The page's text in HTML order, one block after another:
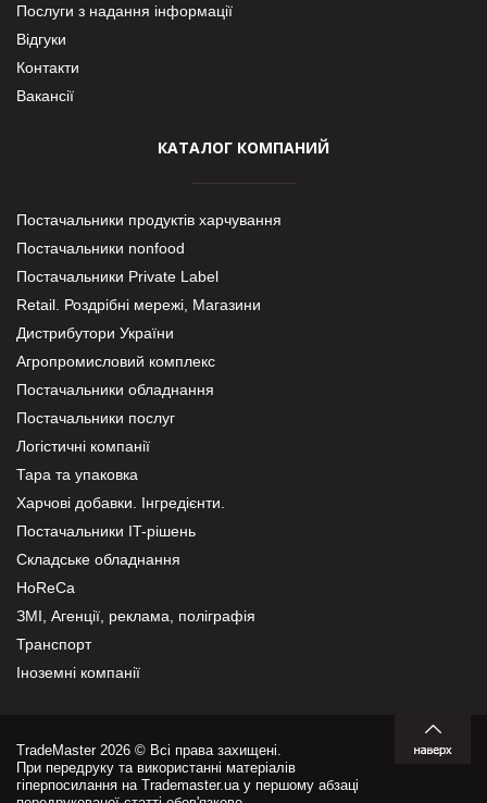
Послуги з надання інформації
Відгуки
Контакти
Вакансії
КАТАЛОГ КОМПАНИЙ
Постачальники продуктів харчування
Постачальники nonfood
Постачальники Private Label
Retail. Роздрібні мережі, Магазини
Дистрибутори України
Агропромисловий комплекс
Постачальники обладнання
Постачальники послуг
Логістичні компанії
Тара та упаковка
Харчові добавки. Інгредієнти.
Постачальники IT-рішень
Складське обладнання
HoReCa
ЗМІ, Агенції, реклама, поліграфія
Транспорт
Іноземні компанії
TradeMaster 2026 © Всі права захищені.
При передруку та використанні матеріалів
гіперпосилання на Trademaster.ua у першому абзаці